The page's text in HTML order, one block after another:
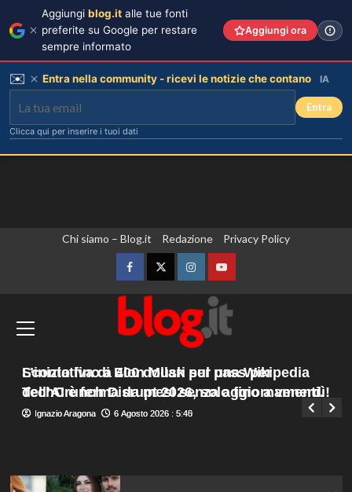
Chi siamo – Blog.it Redazione Privacy Policy
FacebookTwitterInstagramYouTube
principale
Montenegro, il premier Spajic “Nessun
hub Ue per i rimpatri sul nostro
Giuseppe Recca 6 Agosto 2026 : 8:05
L’iniziativa di Elon Musk per una Wikipedia
dell’AI è ferma da mesi senza aggiornamenti.
Ignazio Aragona 6 Agosto 2026 : 5:45
Sconto fino a 400 dollari sul pass per
TechCrunch Disrupt 2026, solo fino a venerdì!
Ignazio Aragona 6 Agosto 2026 : 5:40
Chiara Ferragni risponde alle
critiche: “Il mio peso riflette la mia
felicità”
Annuncio della nascita di Eugenie:
una mancanza rivela le sue priorità
Temptation Island: Diretta della
Aggiungi blog.it alle tue fonti
preferite su Google per restare
sempre informato
Aggiungi ora
✉️ Entra nella community - ricevi le notizie che contano IA
Entra
Clicca qui per inserire i tuoi dati